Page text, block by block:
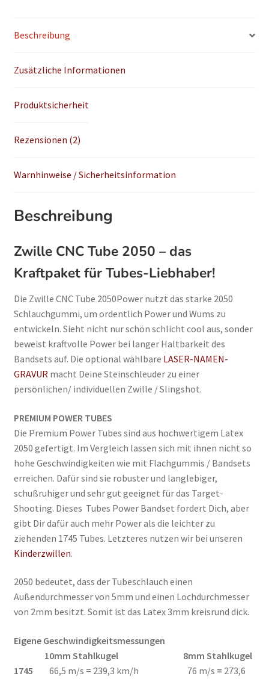
Beschreibung
Zusätzliche Informationen
Produktsicherheit
Rezensionen (2)
Warnhinweise / Sicherheitsinformation
Beschreibung
Zwille CNC Tube 2050 – das
Kraftpaket für Tubes-Liebhaber!
Die Zwille CNC Tube 2050Power nutzt das starke 2050
Schlauchgummi, um ordentlich Power und Wums zu
entwickeln. Sieht nicht nur schön schlicht cool aus, sonder
beweist kraftvolle Power bei langer Haltbarkeit des
Bandsets auf. Die optional wählbare LASER-NAMEN-
GRAVURmacht Deine Steinschleuder zu einer
persönlichen/ individuellen Zwille / Slingshot.
PREMIUM POWER TUBES
Die Premium Power Tubes sind aus hochwertigem Latex
2050 gefertigt. Im Vergleich lassen sich mit ihnen nicht so
hohe Geschwindigkeiten wie mit Flachgummis / Bandsets
erreichen. Dafür sind sie robuster und langlebiger,
schußruhiger und sehr gut geeignet für das Target-
Shooting. Dieses Tubes Power Bandset fordert Dich, aber
gibt Dir dafür auch mehr Power als die leichter zu
ziehenden 1745 Tubes. Letzteres nutzen wir bei unseren
Kinderzwillen.
2050 bedeutet, dass der Tubeschlauch einen
Außendurchmesser von 5mm und einen Lochdurchmesser
von 2mm besitzt. Somit ist das Latex 3mm kreisrund dick.
Eigene Geschwindigkeitsmessungen
10mm Stahlkugel 8mm Stahlkugel
1745 66,5 m/s = 239,3 km/h 76 m/s = 273,6